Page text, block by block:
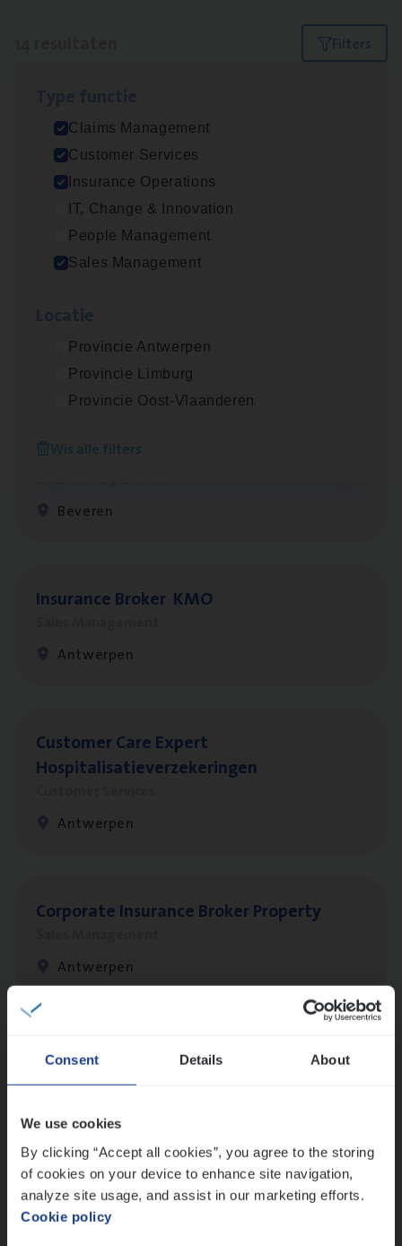
Consent Details About
We use cookies
By clicking “Accept all cookies”, you agree to the storing
of cookies on your device to enhance site navigation,
analyze site usage, and assist in our marketing efforts.
Cookie policy
Filters
Claims Management
Customer Services
Insurance Operations
IT, Change & Innovation
People Management
Sales Management
Provincie Antwerpen
Provincie Limburg
Provincie Oost-Vlaanderen
Wis alle filters
Dos­sier­be­heer­der ver­ze­ke­rin­gen — Soci­al
Pro­fit en Public
Insurance Operations
Antwerpen
Antwerpen
Benefits
Beveren
Insu­ran­ce Bro­ker KMO
Antwerpen
Cus­to­mer Care Expert
Hospitalisatieverzekeringen
Antwerpen
Cor­po­ra­te Insu­ran­ce Bro­ker Property
Antwerpen
Scha­de Expert Fleet
Busi­ness Mana­ger Mari­ne Cargo
People Management, Sales Management